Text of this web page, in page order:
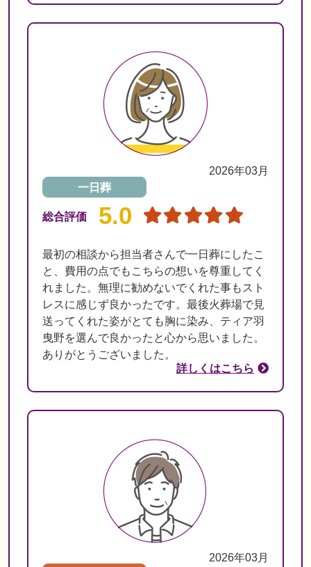
2026年03月
一日葬
総合評価 5.0
最初の相談から担当者さんで一日葬にしたこ
と、費用の点でもこちらの想いを尊重してく
れました。無理に勧めないでくれた事もスト
レスに感じず良かったです。最後火葬場で見
送ってくれた姿がとても胸に染み、ティア羽
曳野を選んで良かったと心から思いました。
ありがとうございました。
詳しくはこちら
2026年03月